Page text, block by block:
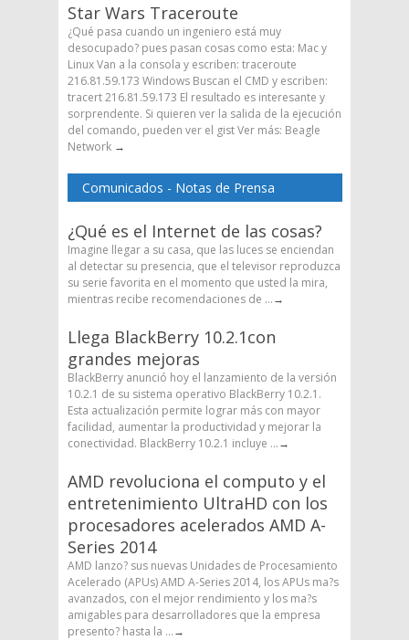
Star Wars Traceroute
¿Qué pasa cuando un ingeniero está muy
desocupado? pues pasan cosas como esta: Mac y
Linux Van a la consola y escriben: traceroute
216.81.59.173 Windows Buscan el CMD y escriben:
tracert 216.81.59.173 El resultado es interesante y
sorprendente. Si quieren ver la salida de la ejecución
del comando, pueden ver el gist Ver más: Beagle
Network →
Comunicados - Notas de Prensa
¿Qué es el Internet de las cosas?
Imagine llegar a su casa, que las luces se enciendan
al detectar su presencia, que el televisor reproduzca
su serie favorita en el momento que usted la mira,
mientras recibe recomendaciones de ...→
Llega BlackBerry 10.2.1con
grandes mejoras
BlackBerry anunció hoy el lanzamiento de la versión
10.2.1 de su sistema operativo BlackBerry 10.2.1.
Esta actualización permite lograr más con mayor
facilidad, aumentar la productividad y mejorar la
conectividad. BlackBerry 10.2.1 incluye ...→
AMD revoluciona el computo y el
entretenimiento UltraHD con los
procesadores acelerados AMD A-
Series 2014
AMD lanzo? sus nuevas Unidades de Procesamiento
Acelerado (APUs) AMD A-Series 2014, los APUs ma?s
avanzados, con el mejor rendimiento y los ma?s
amigables para desarrolladores que la empresa
presento? hasta la ...→